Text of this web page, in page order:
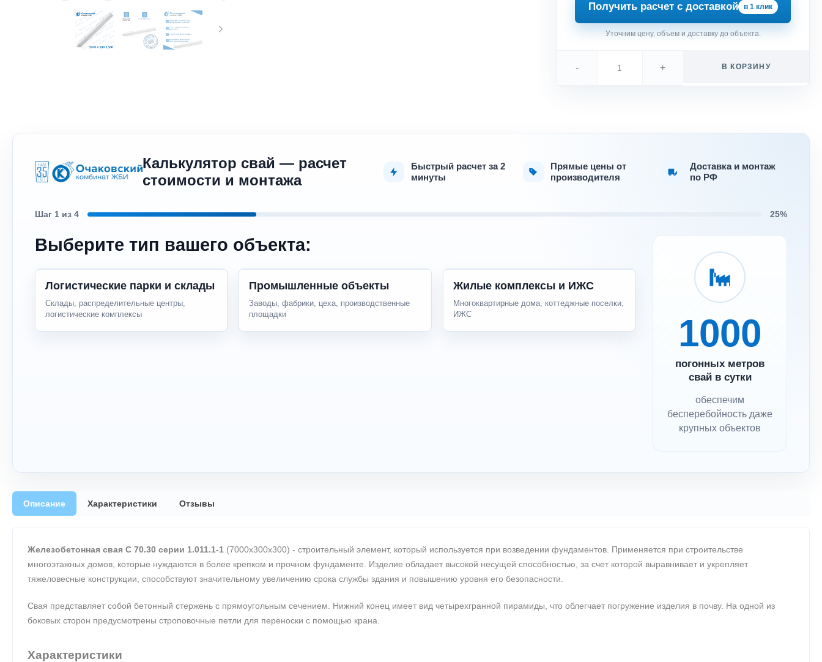
Получить расчет с доставкой в 1 клик
Уточним цену, объем и доставку до объекта.
- + В КОРЗИНУ
Калькулятор свай — расчет
стоимости и монтажа
Быстрый расчет за 2
минуты
Прямые цены от
производителя
Доставка и монтаж
по РФ
Шаг 1 из 4 25%
Выберите тип вашего объекта:
Логистические парки и склады
Склады, распределительные центры,
логистические комплексы
Промышленные объекты
Заводы, фабрики, цеха, производственные
площадки
Жилые комплексы и ИЖС
Многоквартирные дома, коттеджные поселки,
ИЖС
1000
погонных метров
свай в сутки
обеспечим
бесперебойность даже
крупных объектов
Описание Характеристики Отзывы
Железобетонная свая С 70.30 серии 1.011.1-1 (7000х300х300) - строительный элемент, который используется при возведении фундаментов. Применяется при строительстве
многоэтажных домов, которые нуждаются в более крепком и прочном фундаменте. Изделие обладает высокой несущей способностью, за счет которой выравнивает и укрепляет
тяжеловесные конструкции, способствуют значительному увеличению срока службы здания и повышению уровня его безопасности.
Свая представляет собой бетонный стержень с прямоугольным сечением. Нижний конец имеет вид четырехгранной пирамиды, что облегчает погружение изделия в почву. На одной из
боковых сторон предусмотрены строповочные петли для переноски с помощью крана.
Характеристики